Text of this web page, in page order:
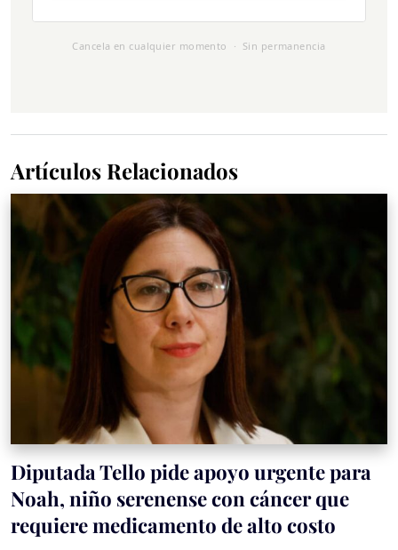
Cancela en cualquier momento · Sin permanencia
Artículos Relacionados
Diputada Tello pide apoyo urgente para
Noah, niño serenense con cáncer que
requiere medicamento de alto costo